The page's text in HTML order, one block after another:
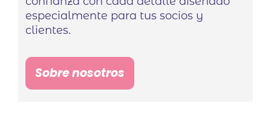
especialmente para tus socios y
clientes.
Sobre nosotros